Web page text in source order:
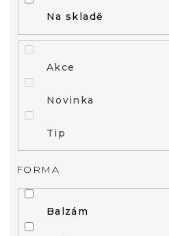
Na skladě
Akce
Novinka
Tip
FORMA
Balzám